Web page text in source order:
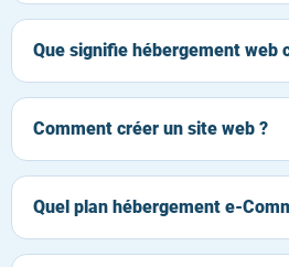
Que signifie hébergement web
Comment créer un site web ?
Quel plan hébergement e-